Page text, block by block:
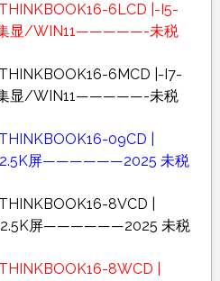
6LCD |-I5-
显/WIN11—————-未税
6MCD |-I7-
显/WIN11—————-未税
09CD |
2.5K屏——————2025 未税
8VCD |
2.5K屏——————2025 未税
8WCD |